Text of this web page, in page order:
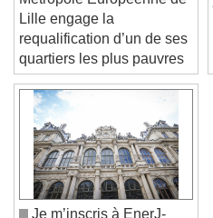
Métropole Européenne de
Lille engage la
requalification d’un de ses
quartiers les plus pauvres